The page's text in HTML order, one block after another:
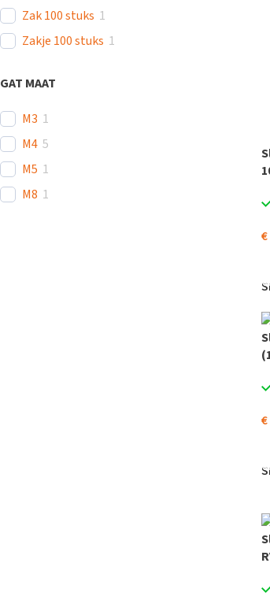
Zak 100 stuks 1
Zakje 100 stuks 1
GAT MAAT
M3 1
M4 5
M5 1
M8 1
€
€